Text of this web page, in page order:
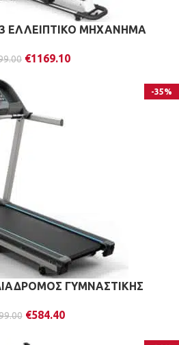
3 ΕΛΛΕΙΠΤΙΚΟ ΜΗΧΑΝΗΜΑ
€1169.10
-35%
ΔΙΑΔΡΟΜΟΣ ΓΥΜΝΑΣΤΙΚΗΣ
€584.40